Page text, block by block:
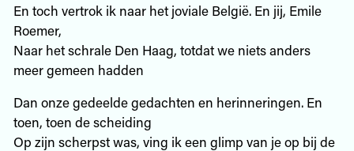
En toch vertrok ik naar het joviale België. En jij, Emile
Roemer,
Naar het schrale Den Haag, totdat we niets anders
meer gemeen hadden
Dan onze gedeelde gedachten en herinneringen. En
toen, toen de scheiding
Op zijn scherpst was, ving ik een glimp van je op bij de